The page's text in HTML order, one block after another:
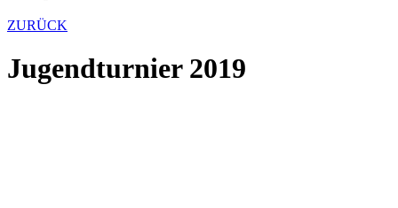
ZURÜCK
Jugendturnier 2019